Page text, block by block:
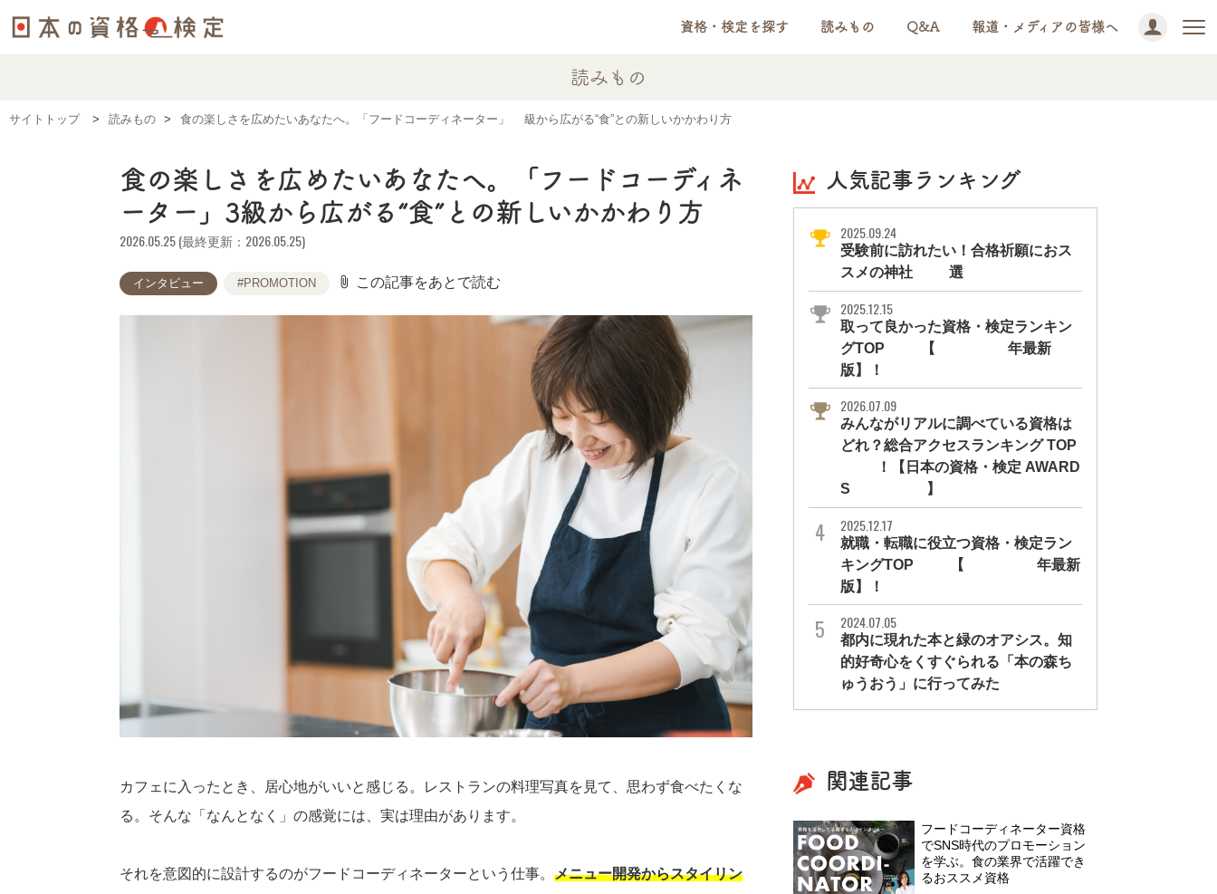
資格・検定を探す 読みもの Q&A 報道・メディアの皆様へ
読みもの
サイトトップ 読みもの 食の楽しさを広めたいあなたへ。「フードコーディネーター」3級から広がる“食”との新しいかかわり方
食の楽しさを広めたいあなたへ。「フードコーディネ
ーター」3級から広がる“食”との新しいかかわり方
2026.05.25 (最終更新：2026.05.25)
インタビュー #PROMOTION attach_file この記事をあとで読む
カフェに入ったとき、居心地がいいと感じる。レストランの料理写真を見て、思わず食べたくな
る。そんな「なんとなく」の感覚には、実は理由があります。
それを意図的に設計するのがフードコーディネーターという仕事。 メニュー開発からスタイリン
人気記事ランキング
2025.09.24
受験前に訪れたい！合格祈願におス
スメの神社11選
2025.12.15
取って良かった資格・検定ランキン
グTOP10【2026年最新
版】！
2026.07.09
みんながリアルに調べている資格は
どれ？総合アクセスランキング TOP
10！【日本の資格・検定 AWARD
S 2026】
2025.12.17
就職・転職に役立つ資格・検定ラン
キングTOP30【2026年最新
版】！
2024.07.05
都内に現れた本と緑のオアシス。知
的好奇心をくすぐられる「本の森ち
ゅうおう」に行ってみた
関連記事
フードコーディネーター資格
でSNS時代のプロモーション
を学ぶ。食の業界で活躍でき
るおススメ資格